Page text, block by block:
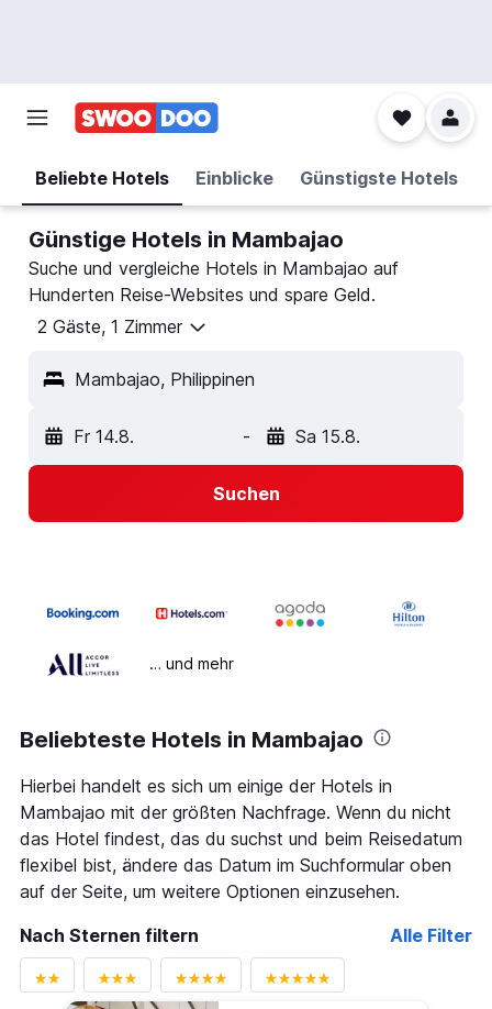
Beliebte Hotels Einblicke Günstigste Hotels
Günstige Hotels in Mambajao
Suche und vergleiche Hotels in Mambajao auf
Hunderten Reise-Websites und spare Geld.
2 Gäste, 1 Zimmer
Mambajao, Philippinen
Fr 14.8. - Sa 15.8.
Suchen
… und mehr
Beliebteste Hotels in Mambajao
Hierbei handelt es sich um einige der Hotels in
Mambajao mit der größten Nachfrage. Wenn du nicht
das Hotel findest, das du suchst und beim Reisedatum
flexibel bist, ändere das Datum im Suchformular oben
auf der Seite, um weitere Optionen einzusehen.
Nach Sternen filtern
Alle Filter